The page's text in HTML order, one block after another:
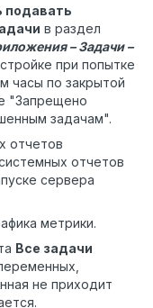
подавать
в раздел
– Задачи –
при попытке
часы по закрытой
"Запрещено
задачам".
отчетов
отчетов
сервера
метрики.
Все задачи
не приходит